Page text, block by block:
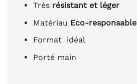
Très résistant et léger
Matériau Eco-responsable
Format idéal
Porté main